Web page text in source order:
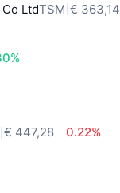
LtdTSM € 363,14
€ 447,28
0.22%